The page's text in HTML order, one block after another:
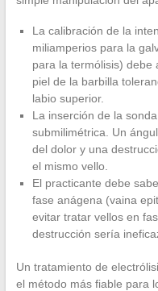
La calibración de la
miliamperios para la
para la termólisis) debe
piel de la barbilla
labio superior.
La inserción de la
submilimétrica. Un
del dolor y una
el mismo vello.
El practicante debe
fase anágena (vaina
evitar tratar vellos en
destrucción sería
Un tratamiento de
el método más fiable para